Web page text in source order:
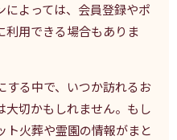
によっては、会員登録やポ
利用できる場合もありま
する中で、いつか訪れるお
大切かもしれません。もし
ト火葬や霊園の情報がまと